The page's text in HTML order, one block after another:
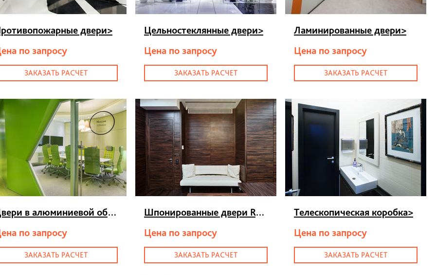
двери>
по запросу
ЗАКАЗАТЬ РАСЧЕТ
Цельностеклянные двери>
Цена по запросу
ЗАКАЗАТЬ РАСЧЕТ
Ламинированные двери>
Цена по запросу
ЗАКАЗАТЬ РАСЧЕТ
Двери в алюминиевой обвязке
по запросу
ЗАКАЗАТЬ РАСЧЕТ
Шпонированные двери Regina
Цена по запросу
ЗАКАЗАТЬ РАСЧЕТ
Телескопическая коробка>
Цена по запросу
ЗАКАЗАТЬ РАСЧЕТ